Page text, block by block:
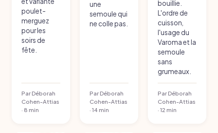
poulet-
merguez
pour les
soirs de
fête.
Par Déborah
Cohen-Attias
· 8 min
une
semoule qui
ne colle pas.
Par Déborah
Cohen-Attias
· 14 min
bouillie.
L'ordre de
cuisson,
l'usage du
Varoma et la
semoule
sans
grumeaux.
Par Déborah
Cohen-Attias
· 12 min